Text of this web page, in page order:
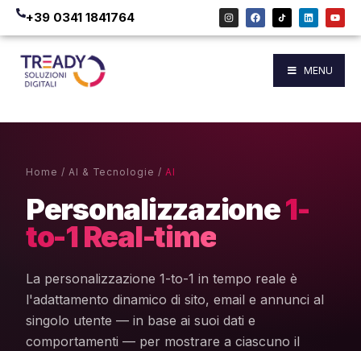
+39 0341 1841764
MENU
Home / AI & Tecnologie /AI
Personalizzazione1-
to-1 Real-time
La personalizzazione 1-to-1 in tempo reale è
l'adattamento dinamico di sito, email e annunci al
singolo utente — in base ai suoi dati e
comportamenti — per mostrare a ciascuno il